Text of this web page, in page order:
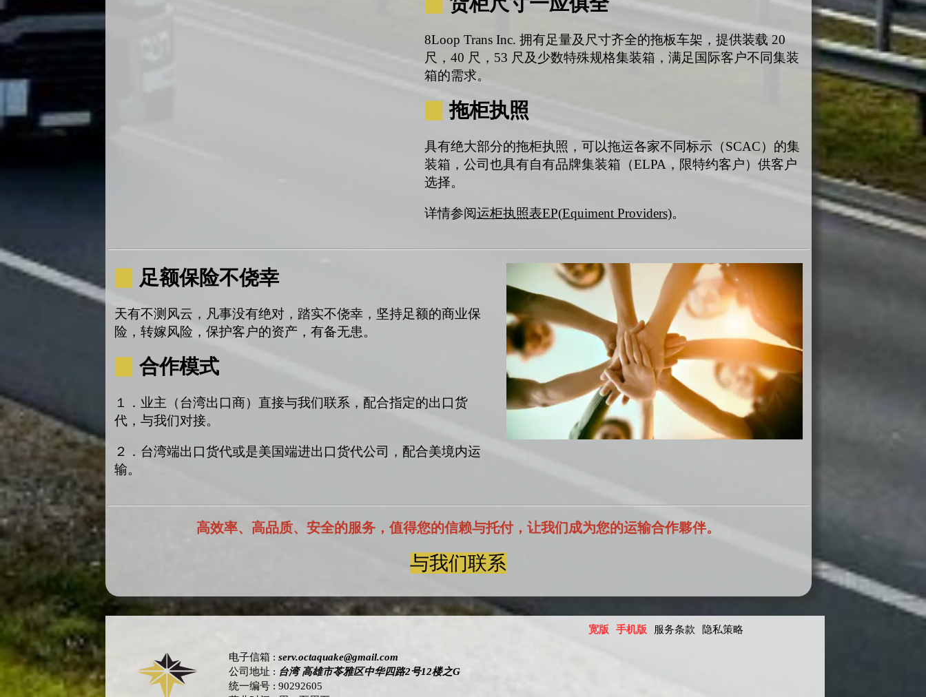
8Loop Trans Inc. 拥有足量及尺寸齐全的拖板车架，提供装载 20
尺，40 尺，53 尺及少数特殊规格集装箱，满足国际客户不同集装
箱的需求。
拖柜执照
具有绝大部分的拖柜执照，可以拖运各家不同标示（SCAC）的集
装箱，公司也具有自有品牌集装箱（ELPA，限特约客户）供客户
选择。
详情参阅运柜执照表EP(Equiment Providers)。
足额保险不侥幸
天有不测风云，凡事没有绝对，踏实不侥幸，坚持足额的商业保
险，转嫁风险，保护客户的资产，有备无患。
合作模式
１．业主（台湾出口商）直接与我们联系，配合指定的出口货
代，与我们对接。
２．台湾端出口货代或是美国端进出口货代公司，配合美境内运
输。
高效率、高品质、安全的服务，值得您的信赖与托付，让我们成为您的运输合作夥伴。
与我们联系
电子信箱 : serv.octaquake@gmail.com
公司地址 : 台湾 高雄市苓雅区中华四路2号12楼之G
统一编号: 90292605
宽版 手机版 服务条款 隐私策略